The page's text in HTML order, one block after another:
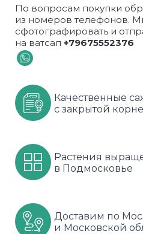
Шиповник
Юкка
Персики
Сливы
Черемуховое дерева
Черешни
Шарафуга
Шелковица
Оптом
От производителя
Рябина красная
Рябина черноплодная
Смородина
Сортовые
Шиповник
Почвопокровные
разноцветные
Розовые розы
Розы фиолетовые
Сиреневые
Спрей
Чайно гибридные
По вопросам покупки
из номеров телефонов.
сфотографировать и
на ватсап +79675552376
Качественные
с закрытой
Растения
в Подмосковье
Доставим по
и Московской